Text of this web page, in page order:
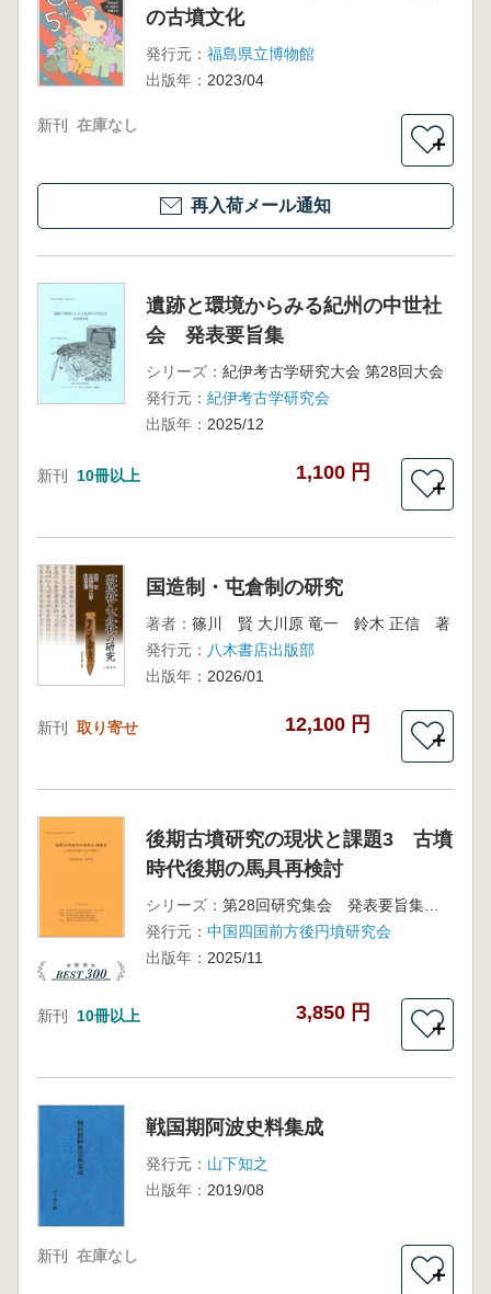
の古墳文化
発行元： 福島県立博物館
出版年： 2023/04
新刊 在庫なし
＋
再入荷メール通知
遺跡と環境からみる紀州の中世社
会 発表要旨集
シリーズ： 紀伊考古学研究大会 第28回大会
発行元： 紀伊考古学研究会
出版年： 2025/12
新刊 10冊以上 1,100 円
＋
国造制・屯倉制の研究
著者： 篠川 賢 大川原 竜一 鈴木 正信 著
発行元： 八木書店出版部
出版年： 2026/01
新刊 取り寄せ 12,100 円
＋
後期古墳研究の現状と課題3 古墳
時代後期の馬具再検討
シリーズ：
第28回研究集会 発表要旨集・資料集
発行元： 中国四国前方後円墳研究会
出版年： 2025/11
新刊 10冊以上 3,850 円
＋
戦国期阿波史料集成
発行元： 山下知之
出版年： 2019/08
新刊 在庫なし
＋